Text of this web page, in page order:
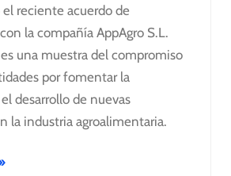
reciente acuerdo de
la compañía AppAgro S.L.
una muestra del compromiso
por fomentar la
desarrollo de nuevas
la industria agroalimentaria.